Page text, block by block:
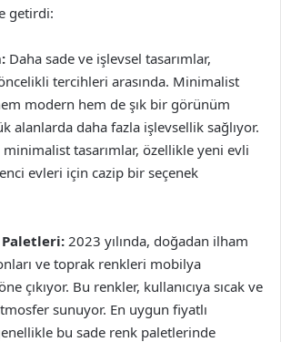
getirdi:
Daha sade ve işlevsel tasarımlar,
tercihleri arasında. Minimalist
modern hem de şık bir görünüm
alanlarda daha fazla işlevsellik sağlıyor.
minimalist tasarımlar, özellikle yeni evli
evleri için cazip bir seçenek
Paletleri: 2023 yılında, doğadan ilham
ve toprak renkleri mobilya
çıkıyor. Bu renkler, kullanıcıya sıcak ve
sunuyor. En uygun fiyatlı
bu sade renk paletlerinde